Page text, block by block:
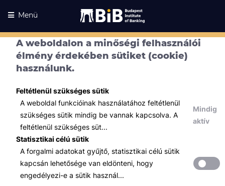
A weboldalon a minőségi felhasználói
élmény érdekében sütiket (cookie)
használunk.
Feltétlenül szükséges sütik
A weboldal funkcióinak használatához feltétlenül
szükséges sütik mindig be vannak kapcsolva. A
feltétlenül szükséges süt...
Mindig
aktív
Statisztikai célú sütik
A forgalmi adatokat gyűjtő, statisztikai célú sütik
kapcsán lehetősége van eldönteni, hogy
engedélyezi-e a sütik használ...
Menü
Kurzusaink Kurzusaink
Minden témában
Összes
Tőzsde / Tőkepiac / Befektetés
Közgazdaságtan modul (Tőzsdei
szakvizsga f...
Értékpapírok működésének közgazdasági
háttere, állampapírpiac működése, vállalati